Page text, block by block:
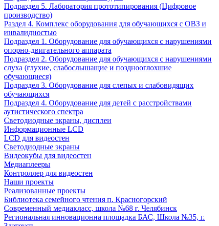
Подраздел 5. Лаборатория прототипирования (Цифровое
производство)
Раздел 4. Комплекс оборудования для обучающихся с ОВЗ и
инвалидностью
Подраздел 1. Оборудование для обучающихся с нарушениями
опорно-двигательного аппарата
Подраздел 2. Оборудование для обучающихся с нарушениями
слуха (глухие, слабослышащие и позднооглохшие
обучающиеся)
Подраздел 3. Оборудование для слепых и слабовидящих
обучающихся
Подраздел 4. Оборудование для детей с расстройствами
аутистического спектра
Светодиодные экраны, дисплеи
Информационные LCD
LCD для видеостен
Светодиодные экраны
Видеокубы для видеостен
Медиаплееры
Контроллер для видеостен
Наши проекты
Реализованные проекты
Библиотека семейного чтения п. Красногорский
Современный медиакласс, школа №68 г. Челябинск
Региональная инновационна площадка БАС, Школа №35, г.